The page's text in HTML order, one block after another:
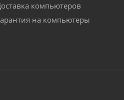
компьютеров
на компьютеры